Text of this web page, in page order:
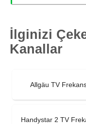
İlginizi
Kanallar
Allgäu TV
Handystar 2 TV